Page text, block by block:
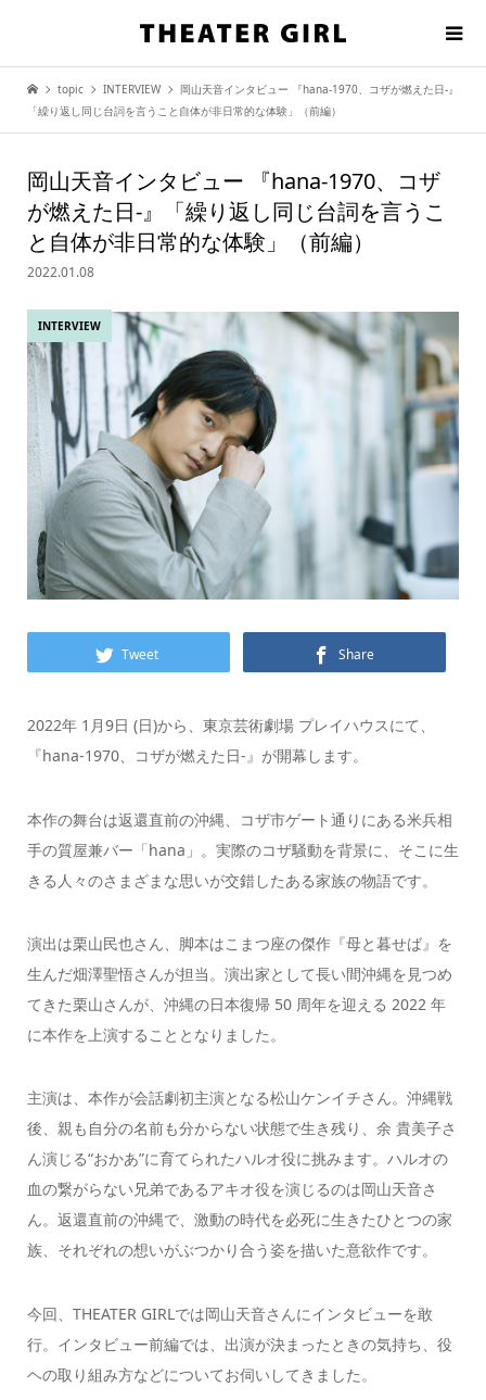
topic INTERVIEW
岡山天音インタビュー 『hana-1970、コザが燃えた日-』
「繰り返し同じ台詞を言うこと自体が非日常的な体験」（前編）
岡山天音インタビュー 『hana-1970、コザ
が燃えた日-』「繰り返し同じ台詞を言うこ
と自体が非日常的な体験」（前編）
2022.01.08
INTERVIEW
Tweet Share
2022年 1月9日 (日)から、東京芸術劇場 プレイハウスにて、
『hana-1970、コザが燃えた日-』が開幕します。
本作の舞台は返還直前の沖縄、コザ市ゲート通りにある米兵相
手の質屋兼バー「hana」。実際のコザ騒動を背景に、そこに生
きる人々のさまざまな思いが交錯したある家族の物語です。
演出は栗山民也さん、脚本はこまつ座の傑作『母と暮せば』を
生んだ畑澤聖悟さんが担当。演出家として長い間沖縄を見つめ
てきた栗山さんが、沖縄の日本復帰 50 周年を迎える 2022 年
に本作を上演することとなりました。
主演は、本作が会話劇初主演となる松山ケンイチさん。沖縄戦
後、親も自分の名前も分からない状態で生き残り、余 貴美子さ
ん演じる“おかあ”に育てられたハルオ役に挑みます。ハルオの
血の繋がらない兄弟であるアキオ役を演じるのは岡山天音さ
ん。返還直前の沖縄で、激動の時代を必死に生きたひとつの家
族、それぞれの想いがぶつかり合う姿を描いた意欲作です。
今回、THEATER GIRLでは岡山天音さんにインタビューを敢
行。インタビュー前編では、出演が決まったときの気持ち、役
ヘの取り組み方などについてお伺いしてきました。